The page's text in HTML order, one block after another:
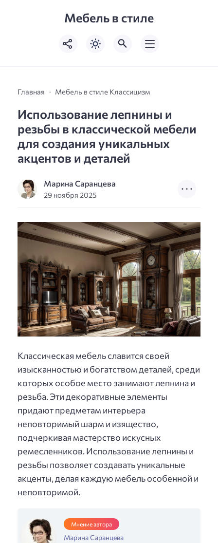
Мебель в стиле
Главная Мебель в стиле Классицизм
Использование лепнины и
резьбы в классической мебели
для создания уникальных
акцентов и деталей
Марина Саранцева
29 ноября 2025
Классическая мебель славится своей
изысканностью и богатством деталей, среди
которых особое место занимают лепнина и
резьба. Эти декоративные элементы
придают предметам интерьера
неповторимый шарм и изящество,
подчеркивая мастерство искусных
ремесленников. Использование лепнины и
резьбы позволяет создавать уникальные
акценты, делая каждую мебель особенной и
неповторимой.
Мнение автора
Марина Саранцева